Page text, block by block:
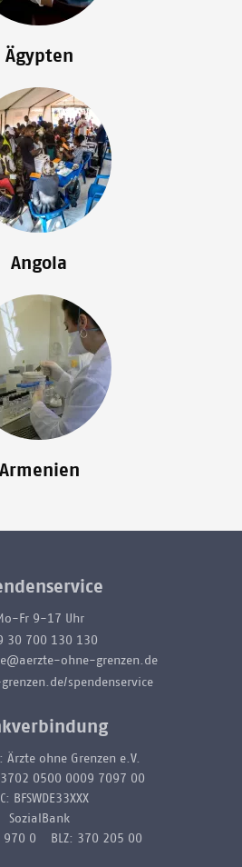
Ägypten
Angola
Armenien
Fr 9-17 Uhr
30 700 130 130
ohne-grenzen.de
spendenservice
Ärzte ohne Grenzen e.V.
3702 0500 0009 7097 00
BFSWDE33XXX
SozialBank
970 0 BLZ: 370 205 00